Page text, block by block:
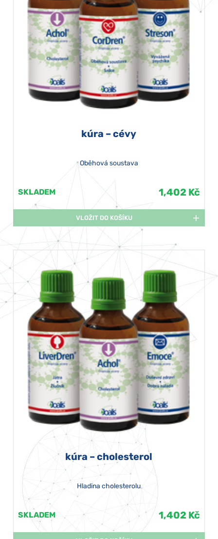
kúra – cévy
Oběhová soustava
SKLADEM 1,402 Kč
VLOŽIT DO KOŠÍKU
kúra – cholesterol
Hladina cholesterolu
SKLADEM 1,402 Kč